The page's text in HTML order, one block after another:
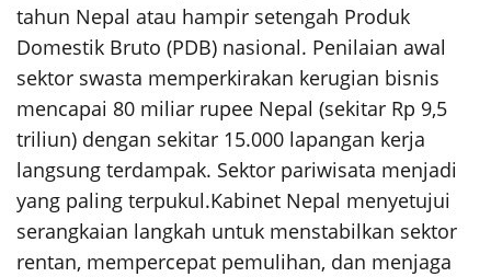
tahun Nepal atau hampir setengah Produk
Domestik Bruto (PDB) nasional. Penilaian awal
sektor swasta memperkirakan kerugian bisnis
mencapai 80 miliar rupee Nepal (sekitar Rp 9,5
triliun) dengan sekitar 15.000 lapangan kerja
langsung terdampak. Sektor pariwisata menjadi
yang paling terpukul.Kabinet Nepal menyetujui
serangkaian langkah untuk menstabilkan sektor
rentan, mempercepat pemulihan, dan menjaga